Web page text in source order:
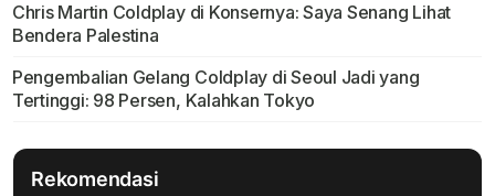
Chris Martin Coldplay di Konsernya: Saya Senang Lihat
Bendera Palestina
Pengembalian Gelang Coldplay di Seoul Jadi yang
Tertinggi: 98 Persen, Kalahkan Tokyo
Rekomendasi